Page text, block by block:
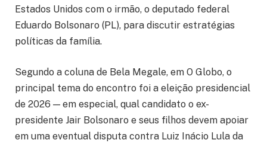
Estados Unidos com o irmão, o deputado federal
Eduardo Bolsonaro (PL), para discutir estratégias
políticas da família.
Segundo a coluna de Bela Megale, em O Globo, o
principal tema do encontro foi a eleição presidencial
de 2026 — em especial, qual candidato o ex-
presidente Jair Bolsonaro e seus filhos devem apoiar
em uma eventual disputa contra Luiz Inácio Lula da